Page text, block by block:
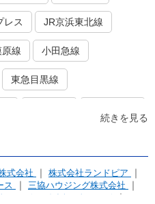
レス JR京浜東北線
線 小田急線
東急目黒線
続きを見る
式会社
株式会社ランドピア
ス
三協ハウジング株式会社
ージ・バイクストレージ